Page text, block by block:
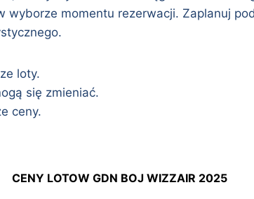
wyborze momentu rezerwacji. Zaplanuj
loty.
się zmieniać.
ceny.
CENY LOTOW GDN BOJ WIZZAIR 2025